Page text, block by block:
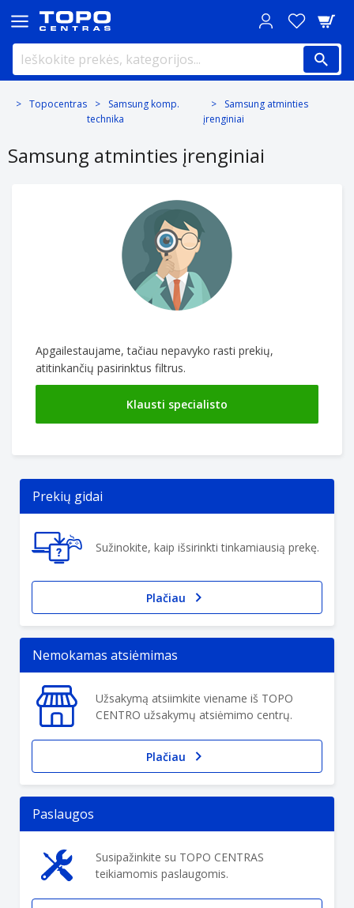
Topocentras
Samsung komp.
technika
Samsung atminties
įrenginiai
Samsung atminties įrenginiai
Apgailestaujame, tačiau nepavyko rasti prekių,
atitinkančių pasirinktus filtrus.
Klausti specialisto
Prekių gidai
Sužinokite, kaip išsirinkti tinkamiausią prekę.
Plačiau
Nemokamas atsiėmimas
Užsakymą atsiimkite viename iš TOPO
CENTRO užsakymų atsiėmimo centrų.
Plačiau
Paslaugos
Susipažinkite su TOPO CENTRAS
teikiamomis paslaugomis.